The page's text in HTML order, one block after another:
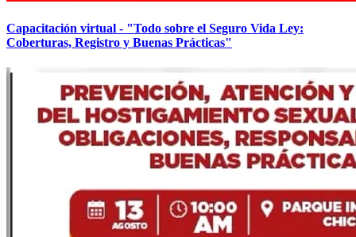
Capacitación virtual - "Todo sobre el Seguro Vida Ley:
Coberturas, Registro y Buenas Prácticas"